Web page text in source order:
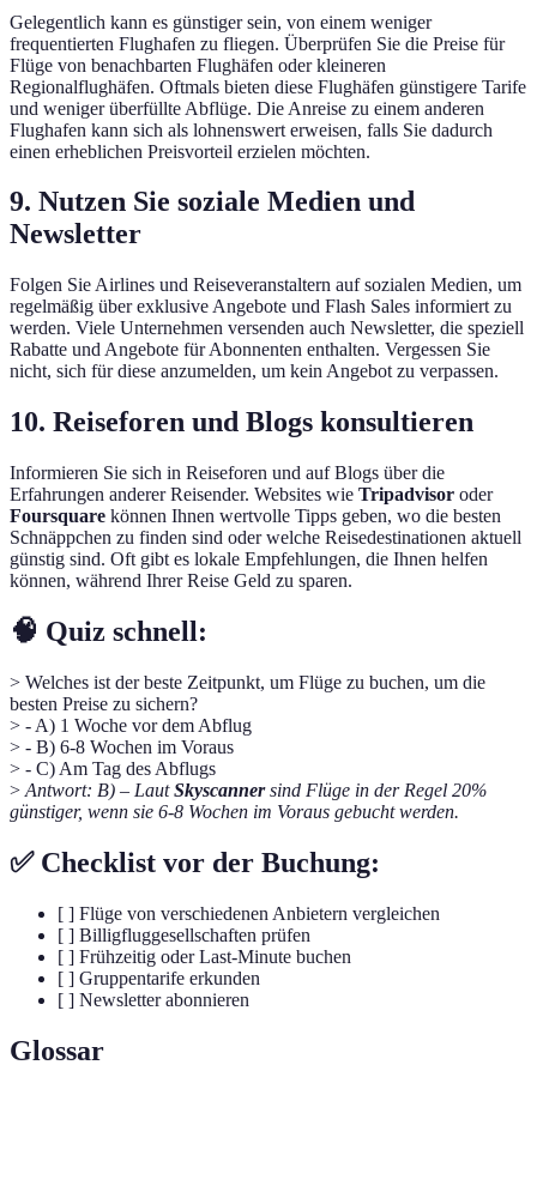
Gelegentlich kann es günstiger sein, von einem weniger
frequentierten Flughafen zu fliegen. Überprüfen Sie die Preise für
Flüge von benachbarten Flughäfen oder kleineren
Regionalflughäfen. Oftmals bieten diese Flughäfen günstigere Tarife
und weniger überfüllte Abflüge. Die Anreise zu einem anderen
Flughafen kann sich als lohnenswert erweisen, falls Sie dadurch
einen erheblichen Preisvorteil erzielen möchten.
9. Nutzen Sie soziale Medien und
Newsletter
Folgen Sie Airlines und Reiseveranstaltern auf sozialen Medien, um
regelmäßig über exklusive Angebote und Flash Sales informiert zu
werden. Viele Unternehmen versenden auch Newsletter, die speziell
Rabatte und Angebote für Abonnenten enthalten. Vergessen Sie
nicht, sich für diese anzumelden, um kein Angebot zu verpassen.
10. Reiseforen und Blogs konsultieren
Informieren Sie sich in Reiseforen und auf Blogs über die
Erfahrungen anderer Reisender. Websites wie Tripadvisor oder
Foursquare können Ihnen wertvolle Tipps geben, wo die besten
Schnäppchen zu finden sind oder welche Reisedestinationen aktuell
günstig sind. Oft gibt es lokale Empfehlungen, die Ihnen helfen
können, während Ihrer Reise Geld zu sparen.
🧠 Quiz schnell:
> Welches ist der beste Zeitpunkt, um Flüge zu buchen, um die
besten Preise zu sichern?
> - A) 1 Woche vor dem Abflug
> - B) 6-8 Wochen im Voraus
> - C) Am Tag des Abflugs
> Antwort: B) – LautSkyscannersind Flüge in der Regel 20%
günstiger, wenn sie 6-8 Wochen im Voraus gebucht werden.
✅ Checklist vor der Buchung:
[ ] Flüge von verschiedenen Anbietern vergleichen
[ ] Billigfluggesellschaften prüfen
[ ] Frühzeitig oder Last-Minute buchen
[ ] Gruppentarife erkunden
[ ] Newsletter abonnieren
Glossar